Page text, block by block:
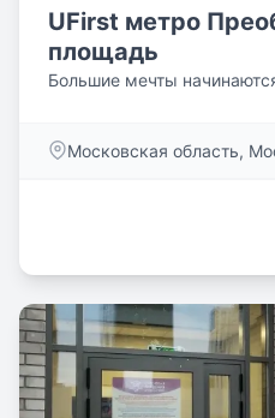
UFirst метро
площадь
Большие мечты
Московская область,